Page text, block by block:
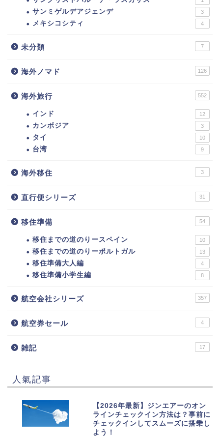
サンミゲルデアジェンデ 3
メキシコシティ 4
未分類 7
海外ノマド 126
海外旅行 552
インド 12
カンボジア 3
タイ 10
台湾 9
海外移住 3
直行便シリーズ 31
移住準備 54
移住までの道のりースペイン 10
移住までの道のりーポルトガル 13
移住準備大人編 4
移住準備小学生編 8
航空会社シリーズ 357
航空券セール 4
雑記 17
人氣記事
【2026年最新】ジンエアーのオン
ラインチェックイン方法は？事前に
チェックインしてスムーズに搭乗し
よう！